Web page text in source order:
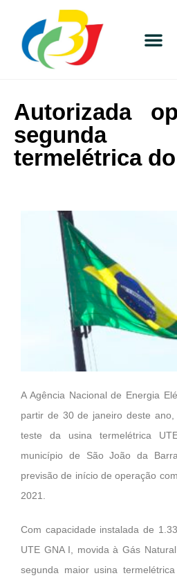
Autorizada
termelétrica
A Agência Nacional de Energia
partir de 30 de janeiro deste
teste da usina termelétrica
município de São João da
previsão de início de operação
2021.
Com capacidade instalada de
UTE GNA I, movida à Gás
segunda maior usina